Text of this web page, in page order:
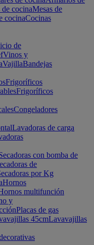
cocinaMesas de
cocinaCocinas
de
Vinos y
VajillaBandejas
Frigoríficos
Frigoríficos
Congeladores
Lavadoras de carga
con bomba de
de
por Kg
Hornos
multifunción
y
Placas de gas
45cmLavavajillas